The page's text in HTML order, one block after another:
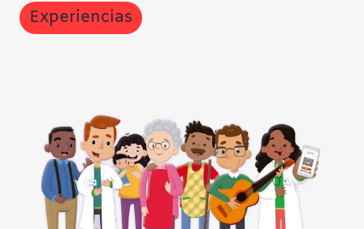
Experiencias